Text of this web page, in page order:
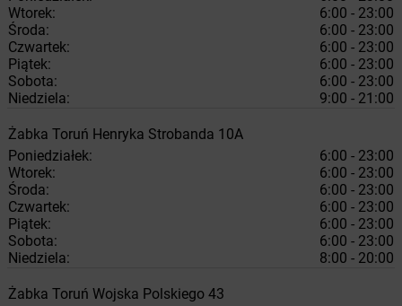
Wtorek:
6:00 - 23:00
Środa:
6:00 - 23:00
Czwartek:
6:00 - 23:00
Piątek:
6:00 - 23:00
Sobota:
6:00 - 23:00
Niedziela:
9:00 - 21:00
Żabka Toruń Henryka Strobanda 10A
Poniedziałek:
6:00 - 23:00
Wtorek:
6:00 - 23:00
Środa:
6:00 - 23:00
Czwartek:
6:00 - 23:00
Piątek:
6:00 - 23:00
Sobota:
6:00 - 23:00
Niedziela:
8:00 - 20:00
Żabka Toruń Wojska Polskiego 43